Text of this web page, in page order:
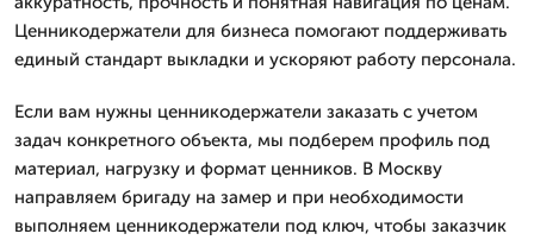
Ценникодержатели для бизнеса помогают поддерживать
единый стандарт выкладки и ускоряют работу персонала.
Если вам нужны ценникодержатели заказать с учетом
задач конкретного объекта, мы подберем профиль под
материал, нагрузку и формат ценников. В Москву
направляем бригаду на замер и при необходимости
выполняем ценникодержатели под ключ, чтобы заказчик